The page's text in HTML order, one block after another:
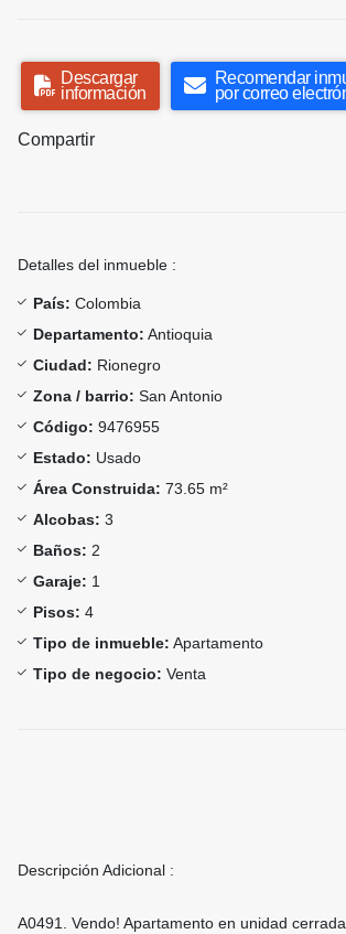
Descargar
información
Recomendar
por correo
Compartir
Detalles del inmueble :
País: Colombia
Departamento: Antioquia
Ciudad: Rionegro
Zona / barrio: San Antonio
Código: 9476955
Estado: Usado
Área Construida: 73.65 m²
Alcobas: 3
Baños: 2
Garaje: 1
Pisos: 4
Tipo de inmueble: Apartamento
Tipo de negocio: Venta
Descripción Adicional :
A0491. Vendo! Apartamento en unidad